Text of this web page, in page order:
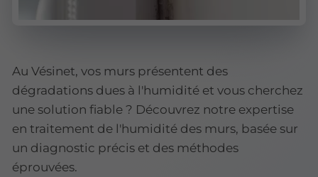
Au Vésinet, vos murs présentent des
dégradations dues à l'humidité et vous cherchez
une solution fiable ? Découvrez notre expertise
en traitement de l'humidité des murs, basée sur
un diagnostic précis et des méthodes
éprouvées.